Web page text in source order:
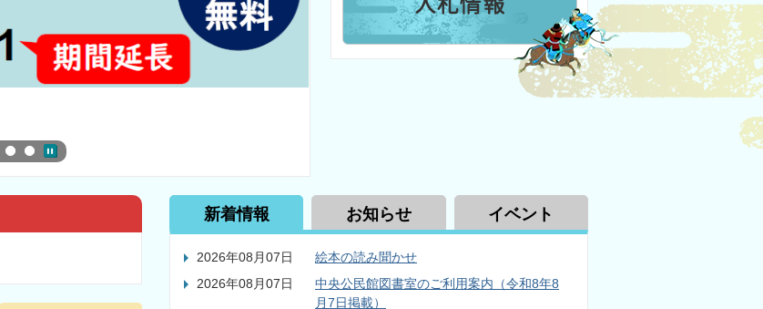
新着情報 お知らせ イベント
2026年08月07日
絵本の読み聞かせ
2026年08月07日
中央公民館図書室のご利用案内（令和8年8
月7日掲載）